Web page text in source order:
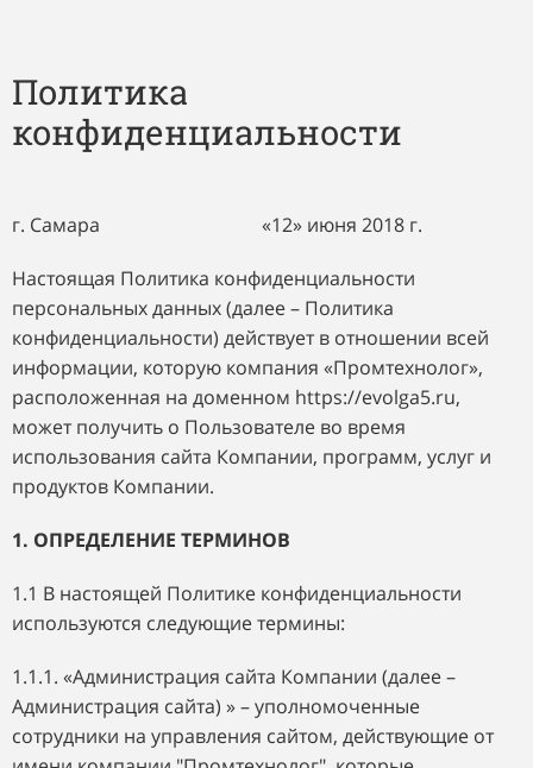
Политика
конфиденциальности
г. Самара «12» июня 2018 г.
Настоящая Политика конфиденциальности
персональных данных (далее – Политика
конфиденциальности) действует в отношении всей
информации, которую компания «Промтехнолог»,
расположенная на доменном https://evolga5.ru,
может получить о Пользователе во время
использования сайта Компании, программ, услуг и
продуктов Компании.
1. ОПРЕДЕЛЕНИЕ ТЕРМИНОВ
1.1 В настоящей Политике конфиденциальности
используются следующие термины:
1.1.1. «Администрация сайта Компании (далее –
Администрация сайта) » – уполномоченные
сотрудники на управления сайтом, действующие от